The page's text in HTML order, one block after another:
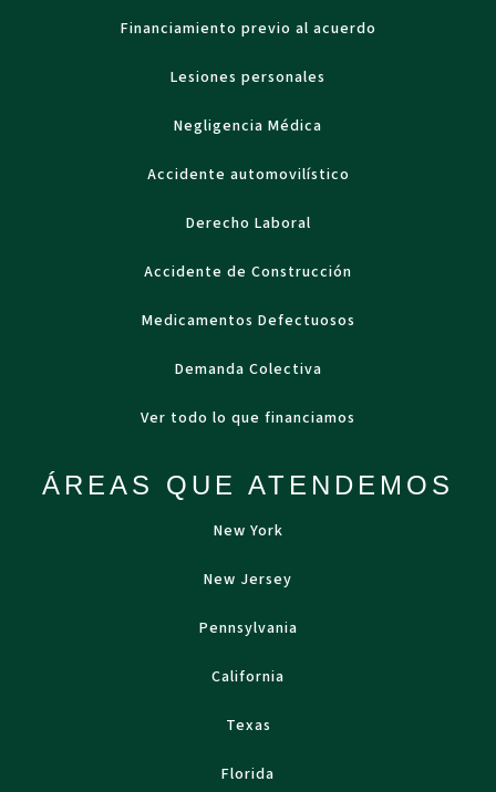
Financiamiento previo al acuerdo
Lesiones personales
Negligencia Médica
Accidente automovilístico
Derecho Laboral
Accidente de Construcción
Medicamentos Defectuosos
Demanda Colectiva
Ver todo lo que financiamos
ÁREAS QUE ATENDEMOS
New York
New Jersey
Pennsylvania
California
Texas
Florida